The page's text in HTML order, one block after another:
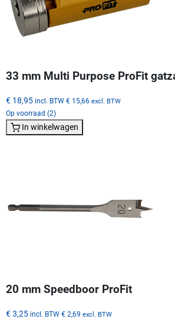
33 mm Multi Purpose ProFit
€ 18,95 incl. BTW € 15,66 excl. BTW
Op voorraad (2)
In winkelwagen
20 mm Speedboor ProFit
€ 3,25 incl. BTW € 2,69 excl. BTW